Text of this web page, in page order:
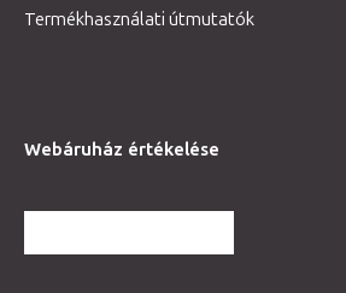
Termékhasználati útmutatók
Webáruház értékelése